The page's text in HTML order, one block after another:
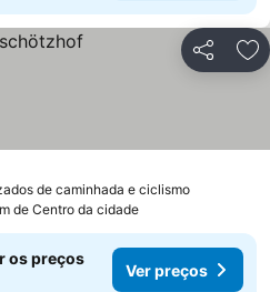
Partilhar
de caminhada e ciclismoVer
de Centro da cidade
os preços
Ver preços